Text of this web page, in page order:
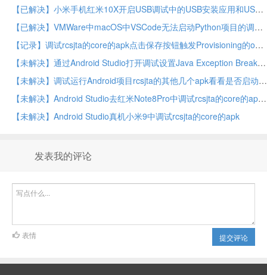
【已解决】小米手机红米10X开启USB调试中的USB安装应用和USB调试安全设置
【已解决】VMWare中macOS中VSCode无法启动Python项目的调试
【记录】调试rcsjta的core的apk点击保存按钮触发Provisioning的onOptionsItemSelected相关代码调用逻辑
【未解决】通过Android Studio打开调试设置Java Exception Breakpoints和Exception Breakpoints看看能否找到rcsjta中rcs的core的service如何启动的逻辑
【未解决】调试运行Android项目rcsjta的其他几个apk看看是否启动了rcs的core的service
【未解决】Android Studio去红米Note8Pro中调试rcsjta的core的apk
【未解决】Android Studio真机小米9中调试rcsjta的core的apk
发表我的评论
提交评论
表情